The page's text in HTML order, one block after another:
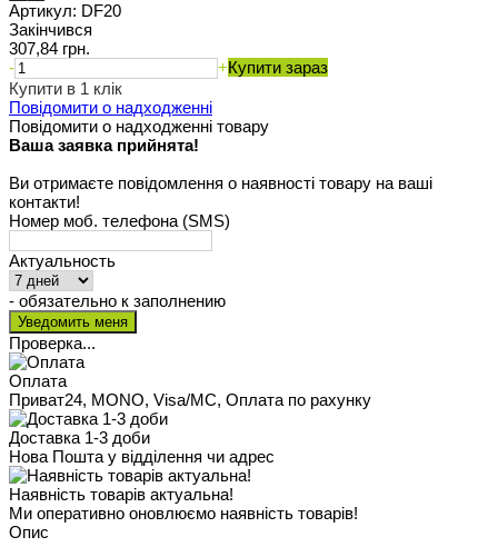
Артикул: DF20
Закінчився
307,84 грн.
-
+Купити зараз
Купити в 1 клік
Повідомити о надходженні
Повідомити о надходженні товару
Ваша заявка прийнята!
Ви отримаєте повідомлення о наявності товару на ваші
контакти!
Номер моб. телефона (SMS)
Актуальность
- обязательно к заполнению
Проверка...
Оплата
Приват24, MONO, Visa/MC, Оплата по рахунку
Доставка 1-3 доби
Нова Пошта у відділення чи адрес
Наявність товарів актуальна!
Ми оперативно оновлюємо наявність товарів!
Опис